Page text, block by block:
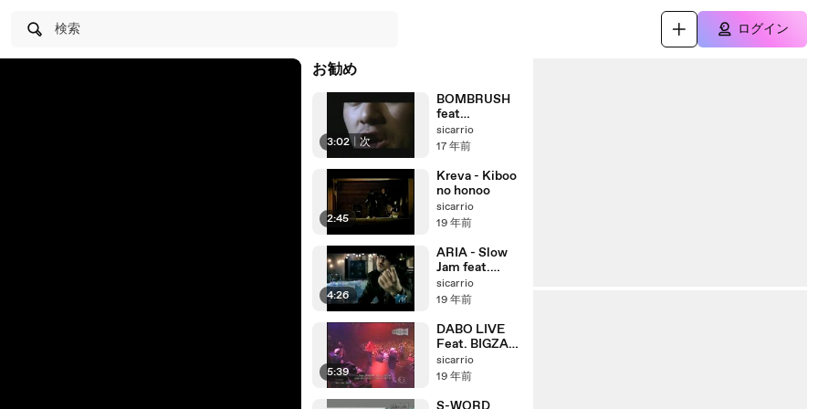
検索 ログイン
お勧め
3:02 次
BOMBRUSH
feat
ANARCHY,B.
DThe
a-SPREAD DA
SHINE
sicarrio
17 年前
2:45
Kreva - Kiboo
no honoo
sicarrio
19 年前
4:26
ARIA - Slow
Jam feat.
DOHZI-T
sicarrio
19 年前
5:39
DABO LIVE
Feat. BIGZAM
,DELI, OSUMI
sicarrio
19 年前